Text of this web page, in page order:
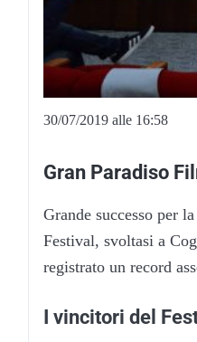
30/07/2019 alle 16:58
Gran Paradiso
Grande successo per
Festival, svoltasi a
registrato un record
I vincitori del